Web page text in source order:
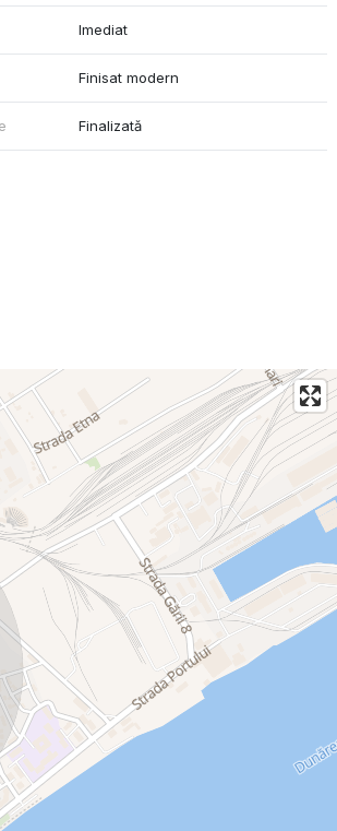
Imediat
Finisat modern
Finalizată